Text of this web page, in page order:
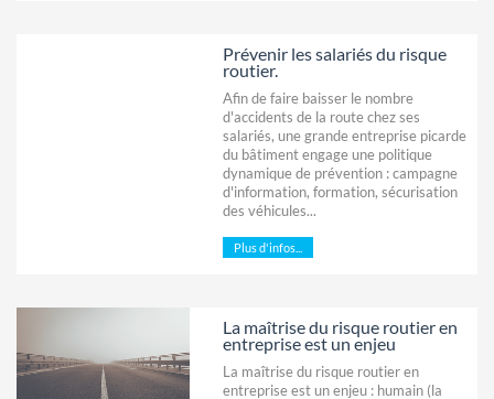
Prévenir les salariés du risque
routier.
Afin de faire baisser le nombre
d'accidents de la route chez ses
salariés, une grande entreprise picarde
du bâtiment engage une politique
dynamique de prévention : campagne
d'information, formation, sécurisation
des véhicules...
Plus d'infos...
La maîtrise du risque routier en
entreprise est un enjeu
La maîtrise du risque routier en
entreprise est un enjeu : humain (la